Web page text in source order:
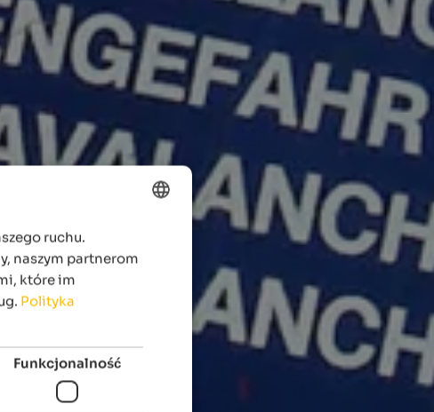
POLISH
ruchu.
naszym partnerom
które im
Polityka
Funkcjonalność